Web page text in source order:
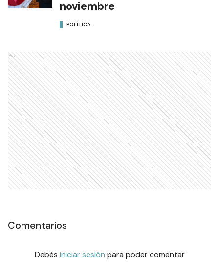
noviembre
POLÍTICA
Ads
Comentarios
Debés iniciar sesión para poder comentar